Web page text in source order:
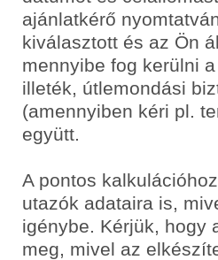
ajánlatkérő
kiválasztott és az Ön
mennyibe fog kerülni
illeték, útlemondási
(amennyiben kéri pl.
együtt.
A pontos
utazók adataira is,
igénybe. Kérjük, hogy
meg, mivel az